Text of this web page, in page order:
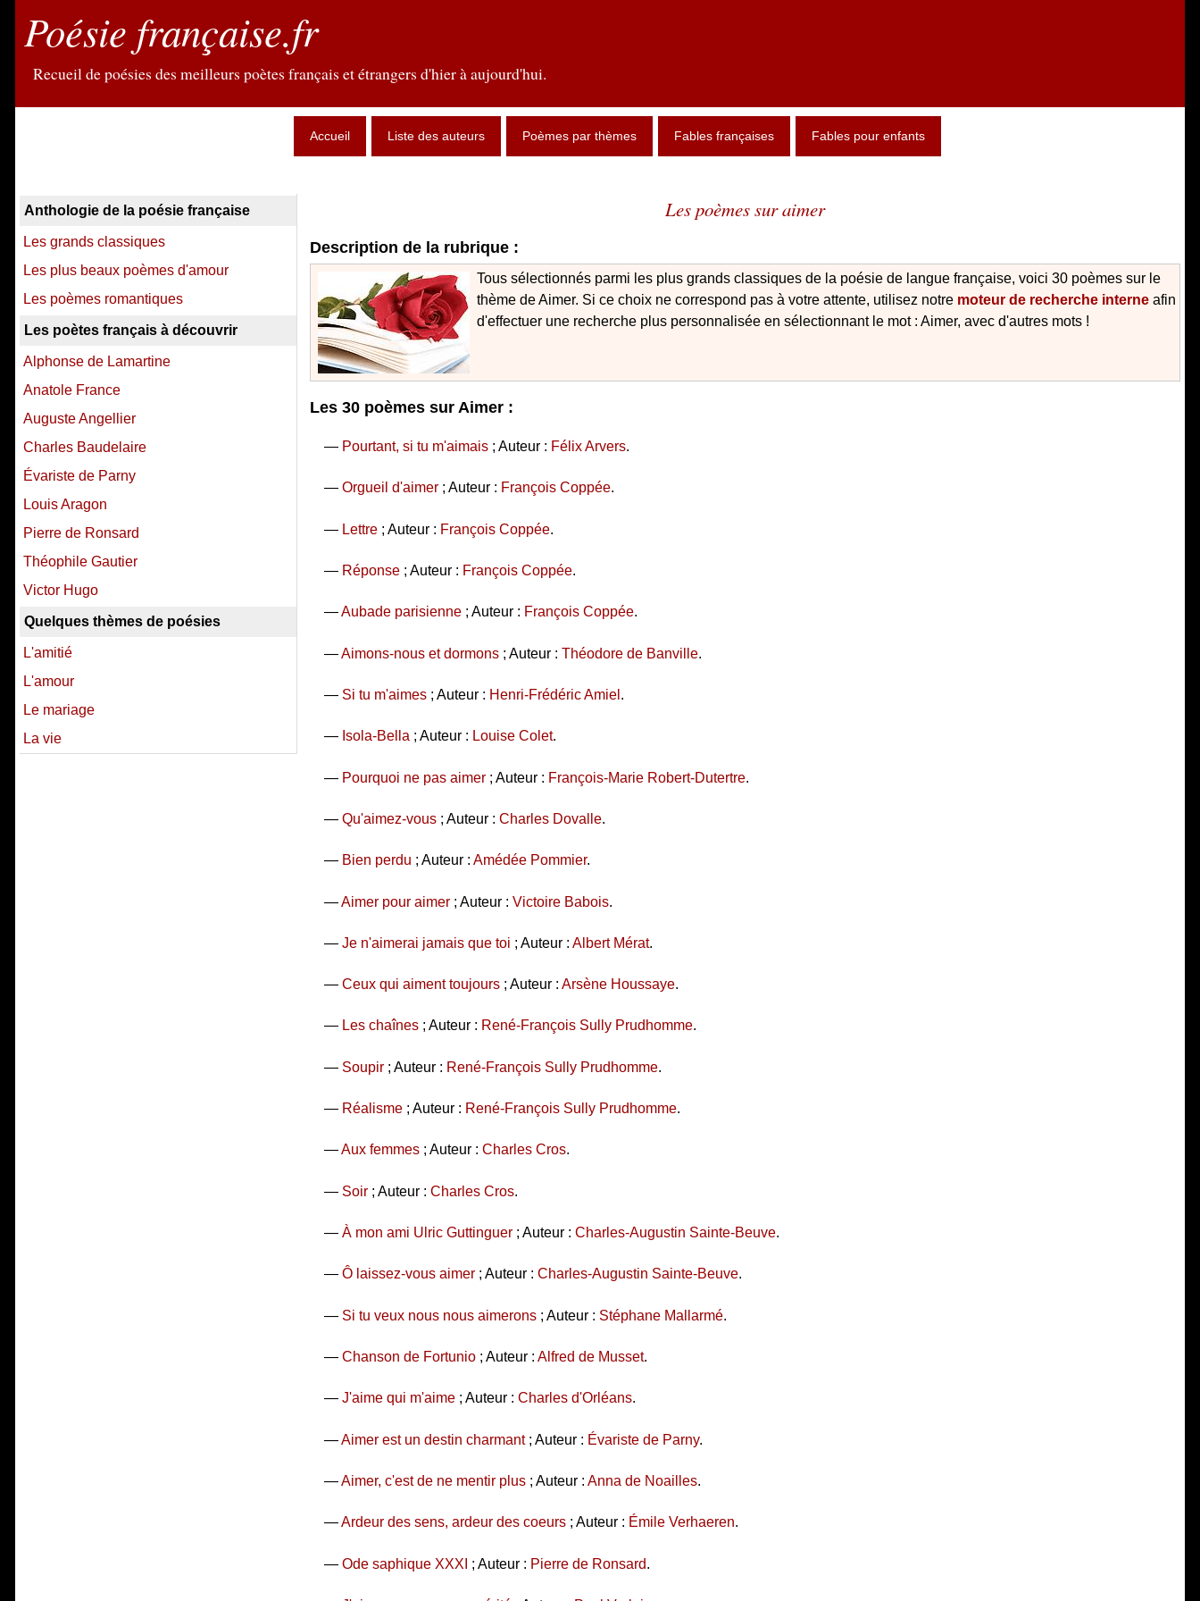
Poésie française.fr
Recueil de poésies des meilleurs poètes français et étrangers d'hier à aujourd'hui.
Accueil Liste des auteurs Poèmes par thèmes Fables françaises Fables pour enfants
Les poèmes sur aimer
Description de la rubrique :
Tous sélectionnés parmi les plus grands classiques de la poésie de langue française, voici 30 poèmes sur le
thème de Aimer. Si ce choix ne correspond pas à votre attente, utilisez notre moteur de recherche interne afin
d'effectuer une recherche plus personnalisée en sélectionnant le mot : Aimer, avec d'autres mots !
Les 30 poèmes sur Aimer :
— Pourtant, si tu m'aimais ; Auteur : Félix Arvers.
— Orgueil d'aimer ; Auteur : François Coppée.
— Lettre ; Auteur : François Coppée.
— Réponse ; Auteur : François Coppée.
—Aubade parisienne ; Auteur : François Coppée.
—Aimons-nous et dormons ; Auteur : Théodore de Banville.
— Si tu m'aimes ; Auteur : Henri-Frédéric Amiel .
— Isola-Bella ; Auteur : Louise Colet.
— Pourquoi ne pas aimer ; Auteur : François-Marie Robert-Dutertre.
— Qu'aimez-vous ; Auteur : Charles Dovalle.
— Bien perdu ; Auteur : Amédée Pommier.
—Aimer pour aimer ; Auteur : Victoire Babois.
— Je n'aimerai jamais que toi ; Auteur : Albert Mérat.
— Ceux qui aiment toujours ; Auteur : Arsène Houssaye.
— Les chaînes ; Auteur : René-François Sully Prudhomme.
— Soupir ; Auteur : René-François Sully Prudhomme.
— Réalisme ; Auteur : René-François Sully Prudhomme.
—Aux femmes ; Auteur : Charles Cros.
— Soir ; Auteur : Charles Cros.
— À mon ami Ulric Guttinguer ; Auteur : Charles-Augustin Sainte-Beuve.
— Ô laissez-vous aimer ; Auteur : Charles-Augustin Sainte-Beuve.
— Si tu veux nous nous aimerons ; Auteur : Stéphane Mallarmé.
— Chanson de Fortunio ; Auteur : Alfred de Musset.
— J'aime qui m'aime ; Auteur : Charles d'Orléans.
—Aimer est un destin charmant; Auteur : Évariste de Parny.
—Aimer, c'est de ne mentir plus ; Auteur : Anna de Noailles.
—Ardeur des sens, ardeur des coeurs ; Auteur : Émile Verhaeren.
— Ode saphique XXXI ; Auteur : Pierre de Ronsard.
Anthologie de la poésie française
Les grands classiques
Les plus beaux poèmes d'amour
Les poèmes romantiques
Les poètes français à découvrir
Alphonse de Lamartine
Anatole France
Auguste Angellier
Charles Baudelaire
Évariste de Parny
Louis Aragon
Pierre de Ronsard
Théophile Gautier
Victor Hugo
Quelques thèmes de poésies
L'amitié
L'amour
Le mariage
La vie